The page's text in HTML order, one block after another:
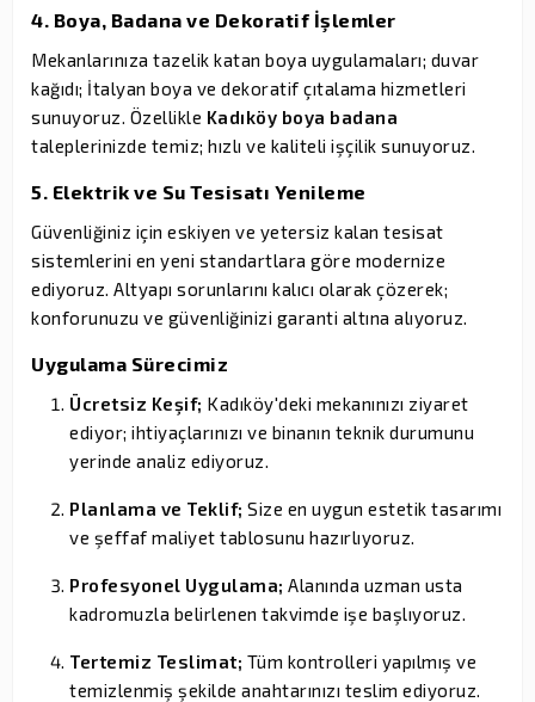
4. Boya, Badana ve Dekoratif İşlemler
Mekanlarınıza tazelik katan boya uygulamaları; duvar
kağıdı; İtalyan boya ve dekoratif çıtalama hizmetleri
sunuyoruz. Özellikle Kadıköy boya badana
taleplerinizde temiz; hızlı ve kaliteli işçilik sunuyoruz.
5. Elektrik ve Su Tesisatı Yenileme
Güvenliğiniz için eskiyen ve yetersiz kalan tesisat
sistemlerini en yeni standartlara göre modernize
ediyoruz. Altyapı sorunlarını kalıcı olarak çözerek;
konforunuzu ve güvenliğinizi garanti altına alıyoruz.
Uygulama Sürecimiz
Ücretsiz Keşif; Kadıköy'deki mekanınızı ziyaret
ediyor; ihtiyaçlarınızı ve binanın teknik durumunu
yerinde analiz ediyoruz.
Planlama ve Teklif; Size en uygun estetik tasarımı
ve şeffaf maliyet tablosunu hazırlıyoruz.
Profesyonel Uygulama; Alanında uzman usta
kadromuzla belirlenen takvimde işe başlıyoruz.
Tertemiz Teslimat; Tüm kontrolleri yapılmış ve
temizlenmiş şekilde anahtarınızı teslim ediyoruz.